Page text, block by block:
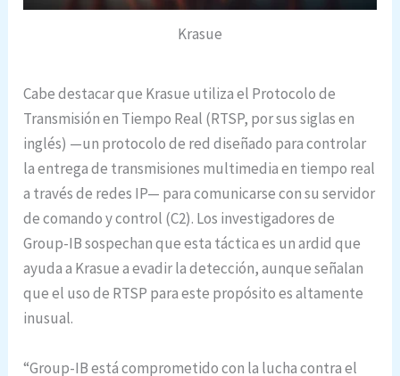
Krasue
Cabe destacar que Krasue utiliza el Protocolo de
Transmisión en Tiempo Real (RTSP, por sus siglas en
inglés) —un protocolo de red diseñado para controlar
la entrega de transmisiones multimedia en tiempo real
a través de redes IP— para comunicarse con su servidor
de comando y control (C2). Los investigadores de
Group-IB sospechan que esta táctica es un ardid que
ayuda a Krasue a evadir la detección, aunque señalan
que el uso de RTSP para este propósito es altamente
inusual.
“Group-IB está comprometido con la lucha contra el